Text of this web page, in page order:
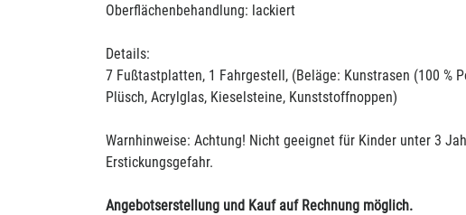
Oberflächenbehandlung: lackiert
Details:
7 Fußtastplatten, 1 Fahrgestell, (Beläge: Kunstrasen (100 %
Plüsch, Acrylglas, Kieselsteine, Kunststoffnoppen)
Warnhinweise: Achtung! Nicht geeignet für Kinder unter 3
Erstickungsgefahr.
Angebotserstellung und Kauf auf Rechnung möglich.